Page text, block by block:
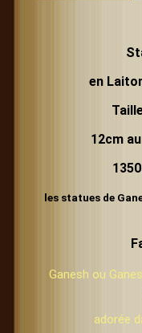
en
12cm
les statues de
Ganesh ou
adorée